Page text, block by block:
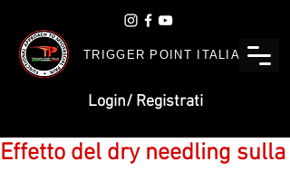
Login/ Registrati
TRIGGER POINT ITALIA
Effetto del dry needling sulla